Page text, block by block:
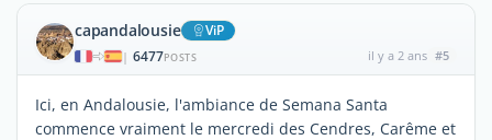
capandalousie ViP
| 6477POSTS il y a 2 ans #5
Ici, en Andalousie, l'ambiance de Semana Santa
commence vraiment le mercredi des Cendres, Carême et